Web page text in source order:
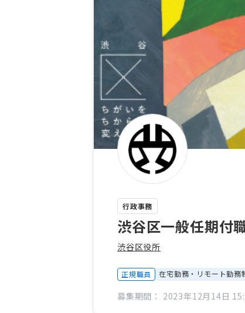
行政事務
渋谷区一般任期付
渋谷区役所
正規職員 在宅勤務・リモート勤務
募集期間： 2023年12月14日